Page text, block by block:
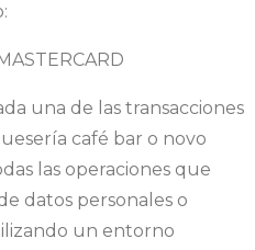
una de las transacciones
café bar o novo
las operaciones que
datos personales o
un entorno